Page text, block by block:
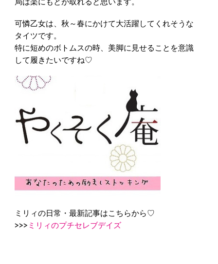
可憐乙女は、秋～春にかけて大活躍してくれそうな
タイツです。
特に短めのボトムスの時、美脚に見せることを意識
して履きたいですね♡
ミリィの日常・最新記事はこちらから♡
>>> ミリィのプチセレブデイズ